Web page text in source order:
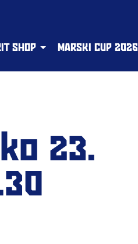
SHOP MARSKI CUP 2026
23.